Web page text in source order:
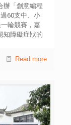
」 文憑試放
上午10時至
6277 8899
網上
辦「創意編程
60支中、小
輪競賽，嘉
知障礙症狀的
品以創意抗
個創客空間，
備，並表現雀
者應用創意
開發產品來展
Read more